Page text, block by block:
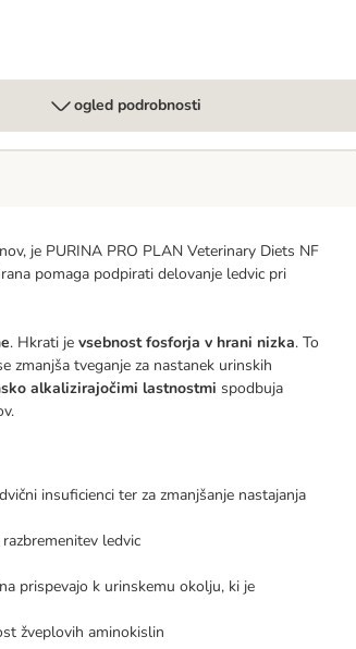
ogled podrobnosti
je PURINA PRO PLAN Veterinary Diets NF
pomaga podpirati delovanje ledvic pri
. Hkrati je vsebnost fosforja v hrani nizka. To
zmanjša tveganje za nastanek urinskih
alkalizirajočimi lastnostmi spodbuja
insuficienci ter za zmanjšanje nastajanja
ledvic
prispevajo k urinskemu okolju, ki je
žveplovih aminokislin